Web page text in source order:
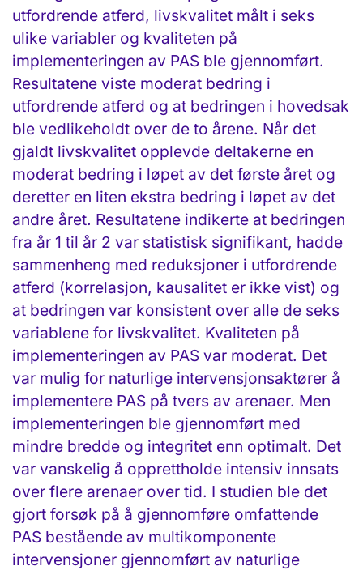
utfordrende atferd, livskvalitet målt i seks
ulike variabler og kvaliteten på
implementeringen av PAS ble gjennomført.
Resultatene viste moderat bedring i
utfordrende atferd og at bedringen i hovedsak
ble vedlikeholdt over de to årene. Når det
gjaldt livskvalitet opplevde deltakerne en
moderat bedring i løpet av det første året og
deretter en liten ekstra bedring i løpet av det
andre året. Resultatene indikerte at bedringen
fra år 1 til år 2 var statistisk signifikant, hadde
sammenheng med reduksjoner i utfordrende
atferd (korrelasjon, kausalitet er ikke vist) og
at bedringen var konsistent over alle de seks
variablene for livskvalitet. Kvaliteten på
implementeringen av PAS var moderat. Det
var mulig for naturlige intervensjonsaktører å
implementere PAS på tvers av arenaer. Men
implementeringen ble gjennomført med
mindre bredde og integritet enn optimalt. Det
var vanskelig å opprettholde intensiv innsats
over flere arenaer over tid. I studien ble det
gjort forsøk på å gjennomføre omfattende
PAS bestående av multikomponente
intervensjoner gjennomført av naturlige